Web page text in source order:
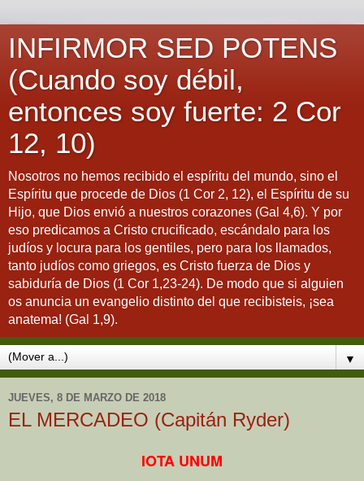
INFIRMOR SED POTENS
(Cuando soy débil,
entonces soy fuerte: 2 Cor
12, 10)
Nosotros no hemos recibido el espíritu del mundo, sino el
Espíritu que procede de Dios (1 Cor 2, 12), el Espíritu de su
Hijo, que Dios envió a nuestros corazones (Gal 4,6). Y por
eso predicamos a Cristo crucificado, escándalo para los
judíos y locura para los gentiles, pero para los llamados,
tanto judíos como griegos, es Cristo fuerza de Dios y
sabiduría de Dios (1 Cor 1,23-24). De modo que si alguien
os anuncia un evangelio distinto del que recibisteis, ¡sea
anatema! (Gal 1,9).
▼
JUEVES, 8 DE MARZO DE 2018
EL MERCADEO (Capitán Ryder)
IOTA UNUM